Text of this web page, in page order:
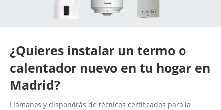
¿Quieres instalar un termo o
calentador nuevo en tu hogar en
Madrid?
Llámanos y dispondrás de técnicos certificados para la